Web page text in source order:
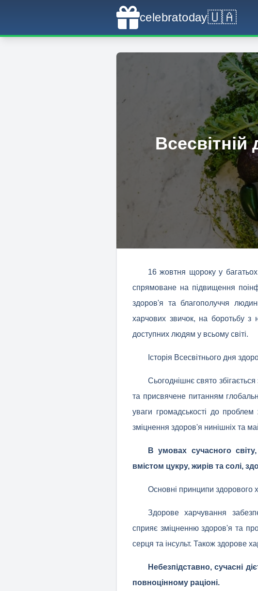
celebratoday🇺🇦
16 жовтня щороку у
спрямоване на підвищення
здоров'я та благополуччя
харчових звичок, на боротьбу з
доступних людям у всьому світі.
Історія Всесвітнього дня
Сьогоднішнє свято
та присвячене питанням
уваги громадськості до
зміцнення здоров'я нинішніх та
В умовах сучасного
вмістом цукру, жирів та солі,
Основні принципи здорового
Здорове харчування
сприяє зміцненню здоров'я та
серця та інсульт. Також здорове
Небезпідставно, сучасні
повноцінному раціоні.